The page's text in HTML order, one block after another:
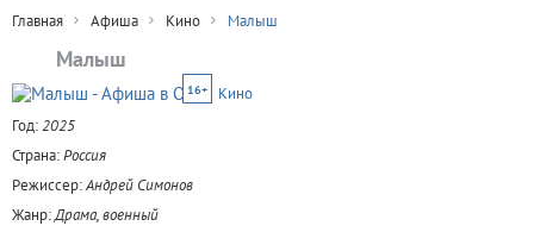
Главная Афиша Кино Малыш
Малыш
16+
Кино
Год:2025
Страна:Россия
Режиссер:Андрей Симонов
Жанр:Драма, военный